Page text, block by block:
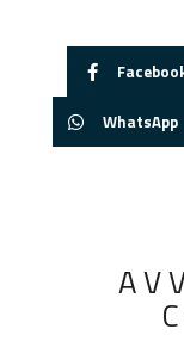
WhatsApp